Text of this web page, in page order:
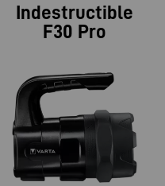
Indestructible
F30 Pro